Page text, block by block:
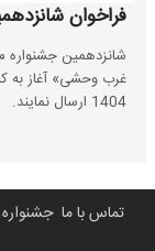
فراخوان
شانزدهمین جشنواره
1404 ارسال نمایند.
تماس با ما